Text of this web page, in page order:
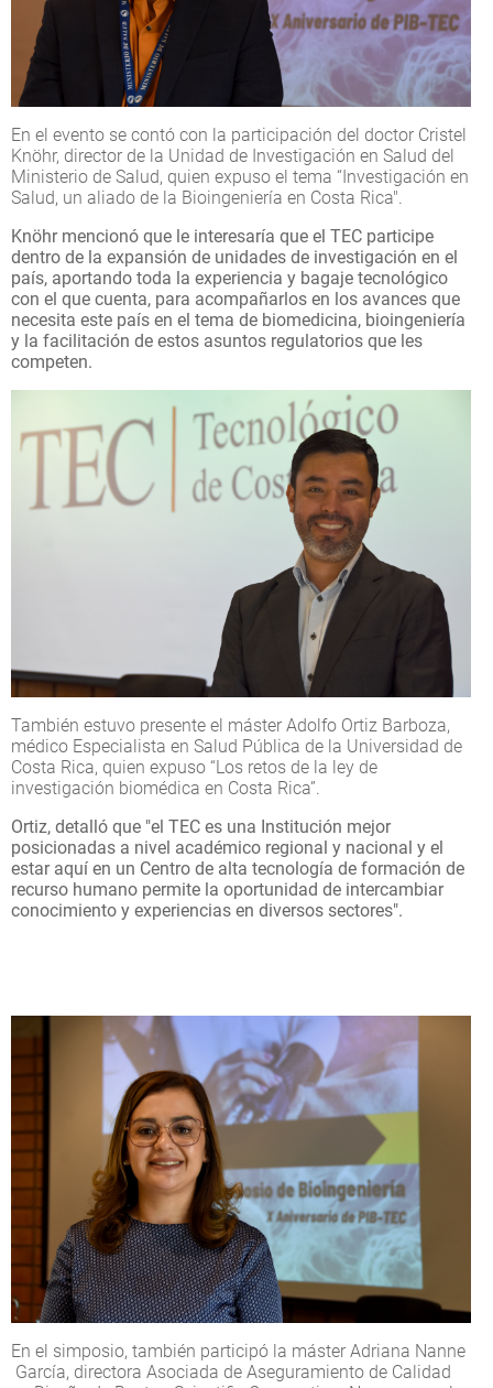
En el evento se contó con la participación del doctor Cristel
Knöhr, director de la Unidad de Investigación en Salud del
Ministerio de Salud, quien expuso el tema “Investigación en
Salud, un aliado de la Bioingeniería en Costa Rica".
Knöhr mencionó que le interesaría que el TEC participe
dentro de la expansión de unidades de investigación en el
país, aportando toda la experiencia y bagaje tecnológico
con el que cuenta, para acompañarlos en los avances que
necesita este país en el tema de biomedicina, bioingeniería
y la facilitación de estos asuntos regulatorios que les
competen.
También estuvo presente el máster Adolfo Ortiz Barboza,
médico Especialista en Salud Pública de la Universidad de
Costa Rica, quien expuso “Los retos de la ley de
investigación biomédica en Costa Rica”.
Ortiz, detalló que "el TEC es una Institución mejor
posicionadas a nivel académico regional y nacional y el
estar aquí en un Centro de alta tecnología de formación de
recurso humano permite la oportunidad de intercambiar
conocimiento y experiencias en diversos sectores".
En el simposio, también participó la máster Adriana Nanne
García, directora Asociada de Aseguramiento de Calidad